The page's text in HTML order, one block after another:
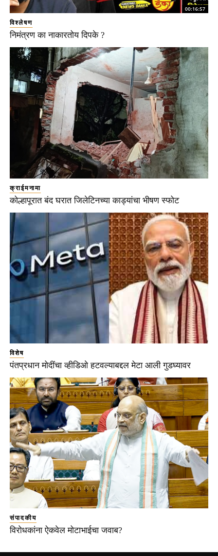
00:16:57
विश्लेषण
निमंत्रण का नाकारतोय दिपके ?
क्राईमनामा
कोल्हापूरात बंद घरात जिलेटिनच्या काड्यांचा भीषण स्फोट
विशेष
पंतप्रधान मोदींचा व्हीडिओ हटवल्याबद्दल मेटा आली गुडघ्यावर
संपादकीय
विरोधकांना ऐकवेल मोटाभाईचा जवाब?